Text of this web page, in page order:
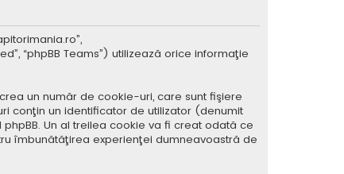
“phpBB Teams”) utilizează orice informaţie
un număr de cookie-uri, care sunt fişiere
conţin un identificator de utilizator (denumit
Un al treilea cookie va fi creat odată ce
îmbunătăţirea experienţei dumneavoastră de